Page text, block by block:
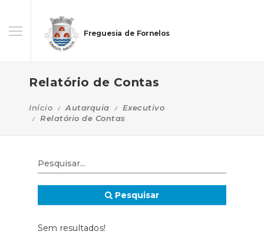
Freguesia de Fornelos
Relatório de Contas
Início Autarquia
Executivo
Relatório de Contas
Pesquisar
Sem resultados!